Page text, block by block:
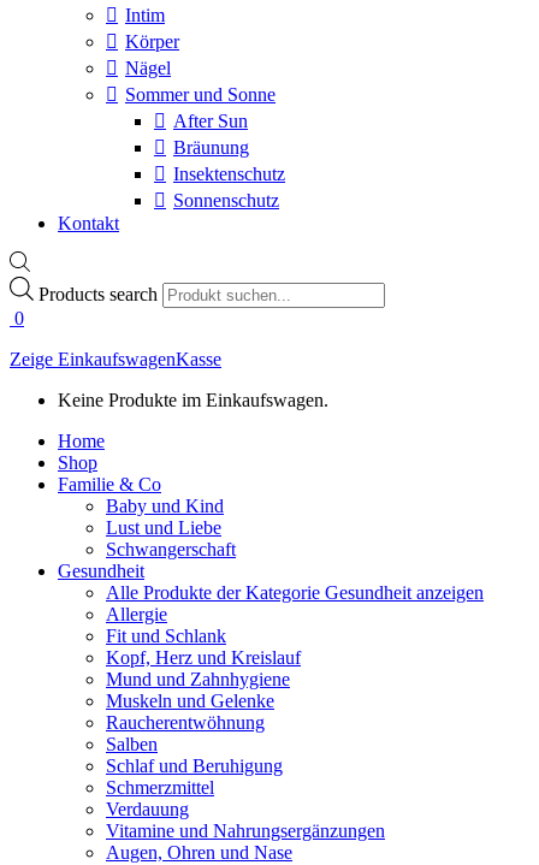
Intim
Körper
Nägel
Sommer und Sonne
After Sun
Bräunung
Insektenschutz
Sonnenschutz
Kontakt
Products search
0
Zeige EinkaufswagenKasse
Keine Produkte im Einkaufswagen.
Home
Shop
Familie & Co
Baby und Kind
Lust und Liebe
Schwangerschaft
Gesundheit
Alle Produkte der Kategorie Gesundheit anzeigen
Allergie
Fit und Schlank
Kopf, Herz und Kreislauf
Mund und Zahnhygiene
Muskeln und Gelenke
Raucherentwöhnung
Salben
Schlaf und Beruhigung
Schmerzmittel
Verdauung
Vitamine und Nahrungsergänzungen
Augen, Ohren und Nase